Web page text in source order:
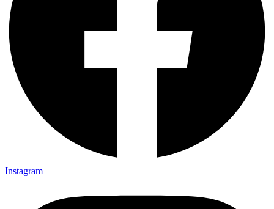
Instagram